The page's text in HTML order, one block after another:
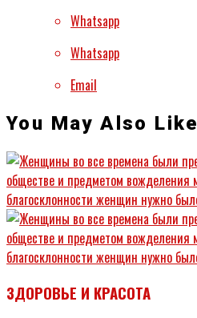
Whatsapp
Whatsapp
Email
You May Also Like
ЗДОРОВЬЕ И КРАСОТА